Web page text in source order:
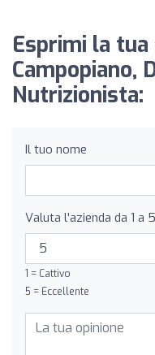
Esprimi la tua
Campopiano,
Nutrizionista:
Il tuo nome
Valuta l'azienda da 1 a 5
1 = Cattivo
5 = Eccellente